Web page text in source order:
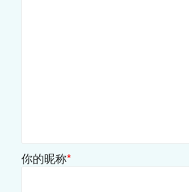
你的昵称*